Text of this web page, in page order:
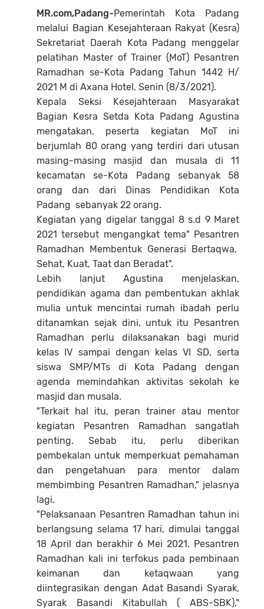
MR.com,Padang-Pemerintah Kota Padang
melalui Bagian Kesejahteraan Rakyat (Kesra)
Sekretariat Daerah Kota Padang menggelar
pelatihan Master of Trainer (MoT) Pesantren
Ramadhan se-Kota Padang Tahun 1442 H/
2021 M di Axana Hotel, Senin (8/3/2021).
Kepala Seksi Kesejahteraan Masyarakat
Bagian Kesra Setda Kota Padang Agustina
mengatakan, peserta kegiatan MoT ini
berjumlah 80 orang yang terdiri dari utusan
masing-masing masjid dan musala di 11
kecamatan se-Kota Padang sebanyak 58
orang dan dari Dinas Pendidikan Kota
Padang sebanyak 22 orang.
Kegiatan yang digelar tanggal 8 s.d 9 Maret
2021 tersebut mengangkat tema" Pesantren
Ramadhan Membentuk Generasi Bertaqwa,
Sehat, Kuat, Taat dan Beradat".
Lebih lanjut Agustina menjelaskan,
pendidikan agama dan pembentukan akhlak
mulia untuk mencintai rumah ibadah perlu
ditanamkan sejak dini, untuk itu Pesantren
Ramadhan perlu dilaksanakan bagi murid
kelas IV sampai dengan kelas VI SD, serta
siswa SMP/MTs di Kota Padang dengan
agenda memindahkan aktivitas sekolah ke
masjid dan musala.
"Terkait hal itu, peran trainer atau mentor
kegiatan Pesantren Ramadhan sangatlah
penting. Sebab itu, perlu diberikan
pembekalan untuk memperkuat pemahaman
dan pengetahuan para mentor dalam
membimbing Pesantren Ramadhan," jelasnya
lagi.
"Pelaksanaan Pesantren Ramadhan tahun ini
berlangsung selama 17 hari, dimulai tanggal
18 April dan berakhir 6 Mei 2021. Pesantren
Ramadhan kali ini terfokus pada pembinaan
keimanan dan ketaqwaan yang
diintegrasikan dengan Adat Basandi Syarak,
Syarak Basandi Kitabullah ( ABS-SBK),"